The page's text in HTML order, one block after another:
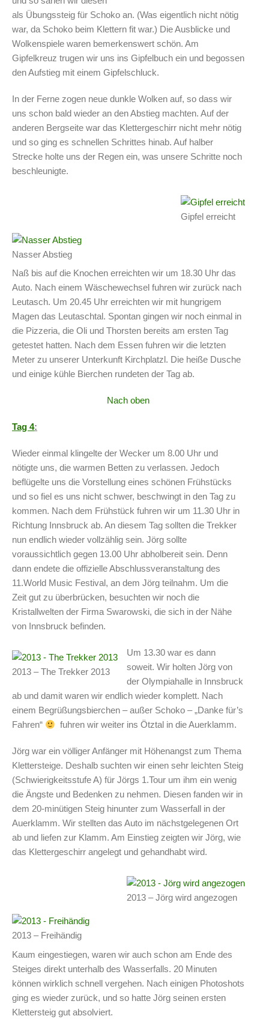
als Übungssteig für Schoko an. (Was eigentlich nicht nötig
war, da Schoko beim Klettern fit war.) Die Ausblicke und
Wolkenspiele waren bemerkenswert schön. Am
Gipfelkreuz trugen wir uns ins Gipfelbuch ein und begossen
den Aufstieg mit einem Gipfelschluck.
In der Ferne zogen neue dunkle Wolken auf, so dass wir
uns schon bald wieder an den Abstieg machten. Auf der
anderen Bergseite war das Klettergeschirr nicht mehr nötig
und so ging es schnellen Schrittes hinab. Auf halber
Strecke holte uns der Regen ein, was unsere Schritte noch
beschleunigte.
Gipfel erreicht
Nasser Abstieg
Naß bis auf die Knochen erreichten wir um 18.30 Uhr das
Auto. Nach einem Wäschewechsel fuhren wir zurück nach
Leutasch. Um 20.45 Uhr erreichten wir mit hungrigem
Magen das Leutaschtal. Spontan gingen wir noch einmal in
die Pizzeria, die Oli und Thorsten bereits am ersten Tag
getestet hatten. Nach dem Essen fuhren wir die letzten
Meter zu unserer Unterkunft Kirchplatzl. Die heiße Dusche
und einige kühle Bierchen rundeten der Tag ab.
Nach oben
Tag 4:
Wieder einmal klingelte der Wecker um 8.00 Uhr und
nötigte uns, die warmen Betten zu verlassen. Jedoch
beflügelte uns die Vorstellung eines schönen Frühstücks
und so fiel es uns nicht schwer, beschwingt in den Tag zu
kommen. Nach dem Frühstück fuhren wir um 11.30 Uhr in
Richtung Innsbruck ab. An diesem Tag sollten die Trekker
nun endlich wieder vollzählig sein. Jörg sollte
voraussichtlich gegen 13.00 Uhr abholbereit sein. Denn
dann endete die offizielle Abschlussveranstaltung des
11.World Music Festival, an dem Jörg teilnahm. Um die
Zeit gut zu überbrücken, besuchten wir noch die
Kristallwelten der Firma Swarowski, die sich in der Nähe
von Innsbruck befinden.
2013 – The Trekker 2013
Um 13.30 war es dann
soweit. Wir holten Jörg von
der Olympiahalle in Innsbruck
ab und damit waren wir endlich wieder komplett. Nach
einem Begrüßungsbierchen – außer Schoko – „Danke für’s
Fahren“
fuhren wir weiter ins Ötztal in die Auerklamm.
Jörg war ein völliger Anfänger mit Höhenangst zum Thema
Klettersteige. Deshalb suchten wir einen sehr leichten Steig
(Schwierigkeitsstufe A) für Jörgs 1.Tour um ihm ein wenig
die Ängste und Bedenken zu nehmen. Diesen fanden wir in
dem 20-minütigen Steig hinunter zum Wasserfall in der
Auerklamm. Wir stellten das Auto im nächstgelegenen Ort
ab und liefen zur Klamm. Am Einstieg zeigten wir Jörg, wie
das Klettergeschirr angelegt und gehandhabt wird.
2013 – Jörg wird angezogen
2013 – Freihändig
Kaum eingestiegen, waren wir auch schon am Ende des
Steiges direkt unterhalb des Wasserfalls. 20 Minuten
können wirklich schnell vergehen. Nach einigen Photoshots
ging es wieder zurück, und so hatte Jörg seinen ersten
Klettersteig gut absolviert.